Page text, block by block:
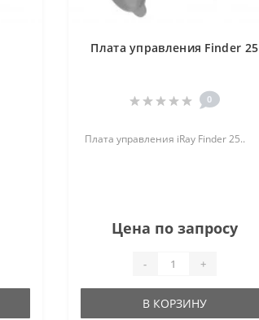
Плата управления Finder 25
0
Плата управления iRay Finder 25..
Цена по запросу
- +
В КОРЗИНУ